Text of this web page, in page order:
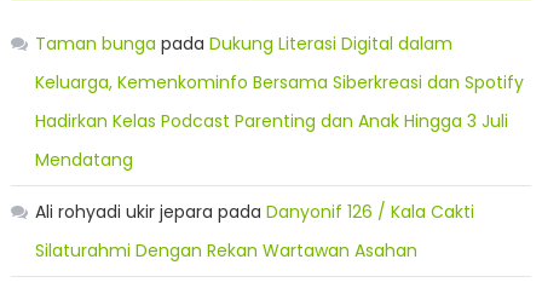
Taman bunga pada Dukung Literasi Digital dalam
Keluarga, Kemenkominfo Bersama Siberkreasi dan Spotify
Hadirkan Kelas Podcast Parenting dan Anak Hingga 3 Juli
Mendatang
Ali rohyadi ukir jepara pada Danyonif 126 / Kala Cakti
Silaturahmi Dengan Rekan Wartawan Asahan